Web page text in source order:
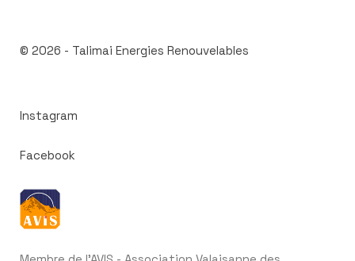
© 2026 - Talimai Energies Renouvelables
Instagram
Facebook